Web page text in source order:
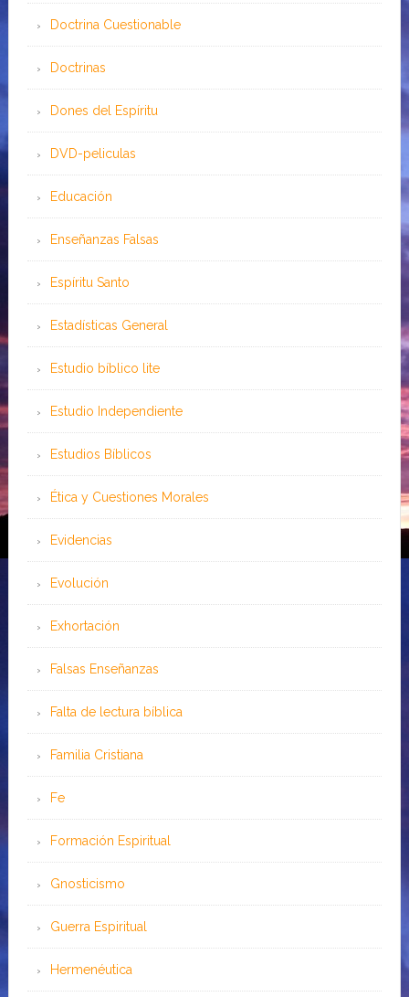
Doctrina Cuestionable
Doctrinas
Dones del Espíritu
DVD-peliculas
Educación
Enseñanzas Falsas
Espíritu Santo
Estadísticas General
Estudio bíblico lite
Estudio Independiente
Estudios Bíblicos
Ética y Cuestiones Morales
Evidencias
Evolución
Exhortación
Falsas Enseñanzas
Falta de lectura bíblica
Familia Cristiana
Fe
Formación Espiritual
Gnosticismo
Guerra Espiritual
Hermenéutica